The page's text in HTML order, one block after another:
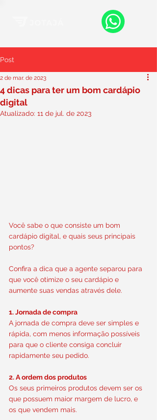
Post
4 dicas para ter um bom cardápio
digital
2 de mar. de 2023
Atualizado: 11 de jul. de 2023
Você sabe o que consiste um bom
cardápio digital, e quais seus principais
pontos?
Confira a dica que a agente separou para
que você otimize o seu cardápio e
aumente suas vendas através dele.
1. Jornada de compra
A jornada de compra deve ser simples e
rápida, com menos informação possíveis
para que o cliente consiga concluir
rapidamente seu pedido.
2. A ordem dos produtos
Os seus primeiros produtos devem ser os
que possuem maior margem de lucro, e
os que vendem mais.